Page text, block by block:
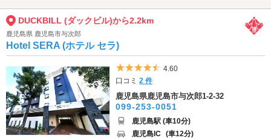
DUCKBILL (ダックビル)から2.2km
鹿児島県 鹿児島市与次郎
Hotel SERA (ホテル セラ)
5つ星のうち4.5
4.60
口コミ2 件
鹿児島県鹿児島市与次郎1-2-32
099-253-0051
鹿児島駅 (車10分)
鹿児島IC (車12分)